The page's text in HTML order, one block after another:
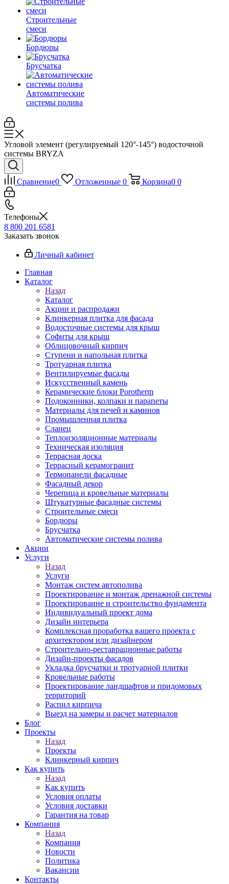
Строительные
смеси
Бордюры
Брусчатка
Автоматические
системы полива
Угловой элемент (регулируемый 120°-145°) водосточной
системы BRYZA
Сравнение0 Отложенные 0 Корзина0 0
Телефоны
8 800 201 6581
Заказать звонок
Личный кабинет
Главная
Каталог
Назад
Каталог
Акции и распродажи
Клинкерная плитка для фасада
Водосточные системы для крыш
Софиты для крыш
Облицовочный кирпич
Ступени и напольная плитка
Тротуарная плитка
Вентилируемые фасады
Искусственный камень
Керамические блоки Porotherm
Подоконники, колпаки и парапеты
Материалы для печей и каминов
Промышленная плитка
Сланец
Теплоизоляционные материалы
Техническая изоляция
Террасная доска
Террасный керамогранит
Термопанели фасадные
Фасадный декор
Черепица и кровельные материалы
Штукатурные фасадные системы
Строительные смеси
Бордюры
Брусчатка
Автоматические системы полива
Акции
Услуги
Назад
Услуги
Монтаж систем автополива
Проектирование и монтаж дренажной системы
Проектироваине и строительство фундамента
Индивидуальный проект дома
Дизайн интерьера
Комплексная проработка вашего проекта с
архитектором или дизайнером
Строительно-реставрационные работы
Дизайн-проекты фасадов
Укладка брусчатки и тротуарной плитки
Кровельные работы
Проектирование ландшафтов и придомовых
территорий
Распил кирпича
Выезд на замеры и расчет материалов
Блог
Проекты
Назад
Проекты
Клинкерный кирпич
Как купить
Назад
Как купить
Условия оплаты
Условия доставки
Гарантия на товар
Компания
Назад
Компания
Новости
Политика
Вакансии
Контакты